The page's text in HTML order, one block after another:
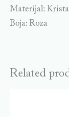
Materijal:
Boja: Roza
Related